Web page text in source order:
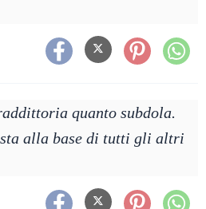
quanto subdola.
sta alla base di tutti gli altri